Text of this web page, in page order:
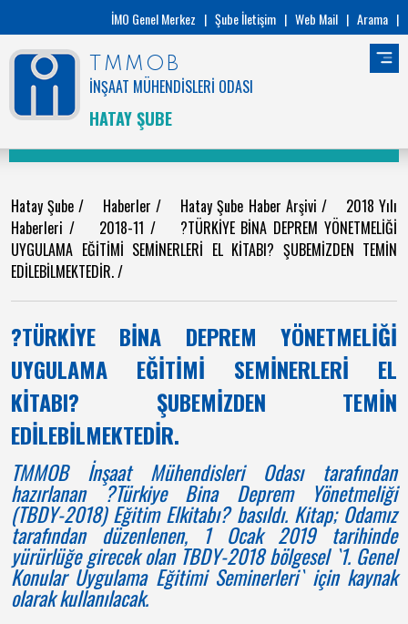
İMO Genel Merkez | Şube İletişim | Web Mail | Arama |
TMMOB
İNŞAAT MÜHENDİSLERİ ODASI
HATAY ŞUBE
Hatay Şube/ Haberler/ Hatay Şube Haber Arşivi/ 2018 Yılı
Haberleri / 2018-11 / ?TÜRKİYE BİNA DEPREM YÖNETMELİĞİ
UYGULAMA EĞİTİMİ SEMİNERLERİ EL KİTABI? ŞUBEMİZDEN TEMİN
EDİLEBİLMEKTEDİR./
?TÜRKİYE BİNA DEPREM YÖNETMELİĞİ
UYGULAMA EĞİTİMİ SEMİNERLERİ EL
KİTABI? ŞUBEMİZDEN TEMİN
EDİLEBİLMEKTEDİR.
TMMOB İnşaat Mühendisleri Odası tarafından
hazırlanan ?Türkiye Bina Deprem Yönetmeliği
(TBDY-2018) Eğitim Elkitabı? basıldı. Kitap; Odamız
tarafından düzenlenen, 1 Ocak 2019 tarihinde
yürürlüğe girecek olan TBDY-2018 bölgesel `1. Genel
Konular Uygulama Eğitimi Seminerleri` için kaynak
olarak kullanılacak.